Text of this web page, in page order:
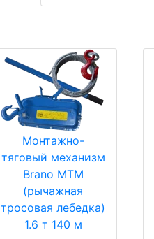
Монтажно-
тяговый механизм
Brano МТМ
(рычажная
тросовая лебедка)
1.6 т 140 м